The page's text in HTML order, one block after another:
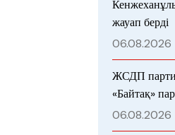
жауап берді
06.08.2026
ЖСДП
«Байтақ»
06.08.2026